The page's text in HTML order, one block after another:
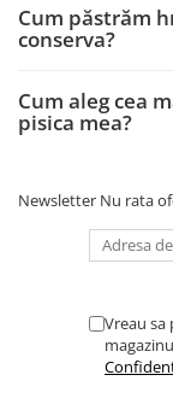
Cum păstrăm
conserva?
Cum aleg cea
pisica mea?
Newsletter Nu rata
Vreau